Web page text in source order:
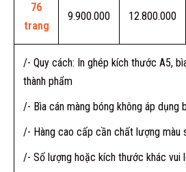
76
trang
9.900.000 12.800.000
/- Quy cách: In ghép kích thước A5,
thành phẩm
/- Bìa cán màng bóng không áp dụng
/- Hàng cao cấp cần chất lượng màu
/- Số lượng hoặc kích thước khác vui